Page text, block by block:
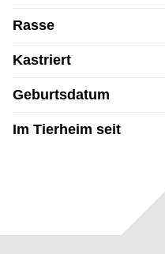
Rasse
Kastriert
Geburtsdatum
Im Tierheim seit